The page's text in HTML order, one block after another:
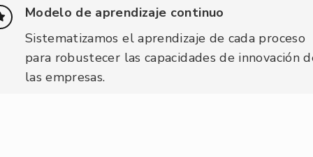
Modelo de aprendizaje continuo
Sistematizamos el aprendizaje de cada proceso
para robustecer las capacidades de innovación
las empresas.